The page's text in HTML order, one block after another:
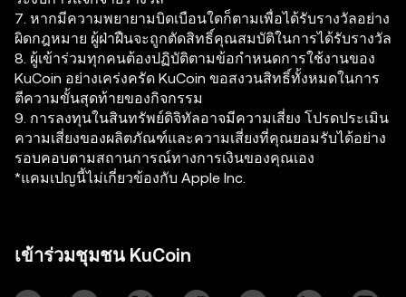
7. หากมีความพยายามบิดเบือนใดก็ตามเพื่อได้รับรางวัลอย่าง
ผิดกฎหมาย ผู้ฝ่าฝืนจะถูกตัดสิทธิ์คุณสมบัติในการได้รับรางวัล
8. ผู้เข้าร่วมทุกคนต้องปฏิบัติตามข้อกำหนดการใช้งานของ
KuCoin อย่างเคร่งครัด KuCoin ขอสงวนสิทธิ์ทั้งหมดในการ
ตีความขั้นสุดท้ายของกิจกรรม
9. การลงทุนในสินทรัพย์ดิจิทัลอาจมีความเสี่ยง โปรดประเมิน
ความเสี่ยงของผลิตภัณฑ์และความเสี่ยงที่คุณยอมรับได้อย่าง
รอบคอบตามสถานการณ์ทางการเงินของคุณเอง
*แคมเปญนี้ไม่เกี่ยวข้องกับ Apple Inc.
เข้าร่วมชุมชน KuCoin